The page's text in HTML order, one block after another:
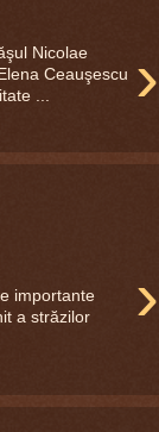
›
Nicolae
Ceauşescu
...
›
importante
a străzilor